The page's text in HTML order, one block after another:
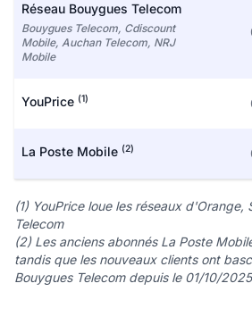
Réseau Bouygues Telecom
Bouygues Telecom, Cdiscount
Mobile, Auchan Telecom, NRJ
Mobile
YouPrice (1)
La Poste Mobile (2)
(1) YouPrice loue les réseaux d'Orange,
Telecom
(2) Les anciens abonnés La Poste
tandis que les nouveaux clients ont
Bouygues Telecom depuis le 01/10/2025